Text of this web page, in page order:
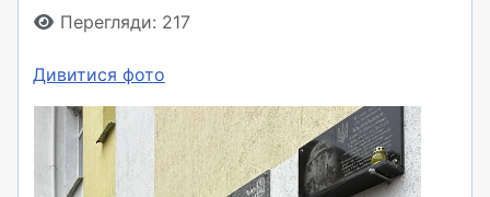
Перегляди: 217
Дивитися фото